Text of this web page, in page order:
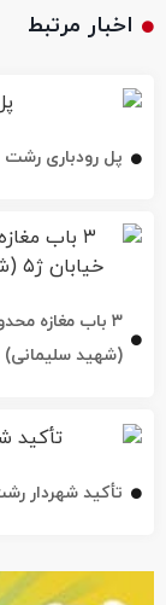
پل رودباری
تأکید شهردار